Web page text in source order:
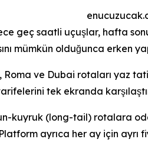
geç saatli uçuşlar, hafta
mümkün olduğunca erken
Roma ve Dubai rotaları yaz
tek ekranda
kuyruk (long-tail) rotalara
ayrıca her ay için ayrı